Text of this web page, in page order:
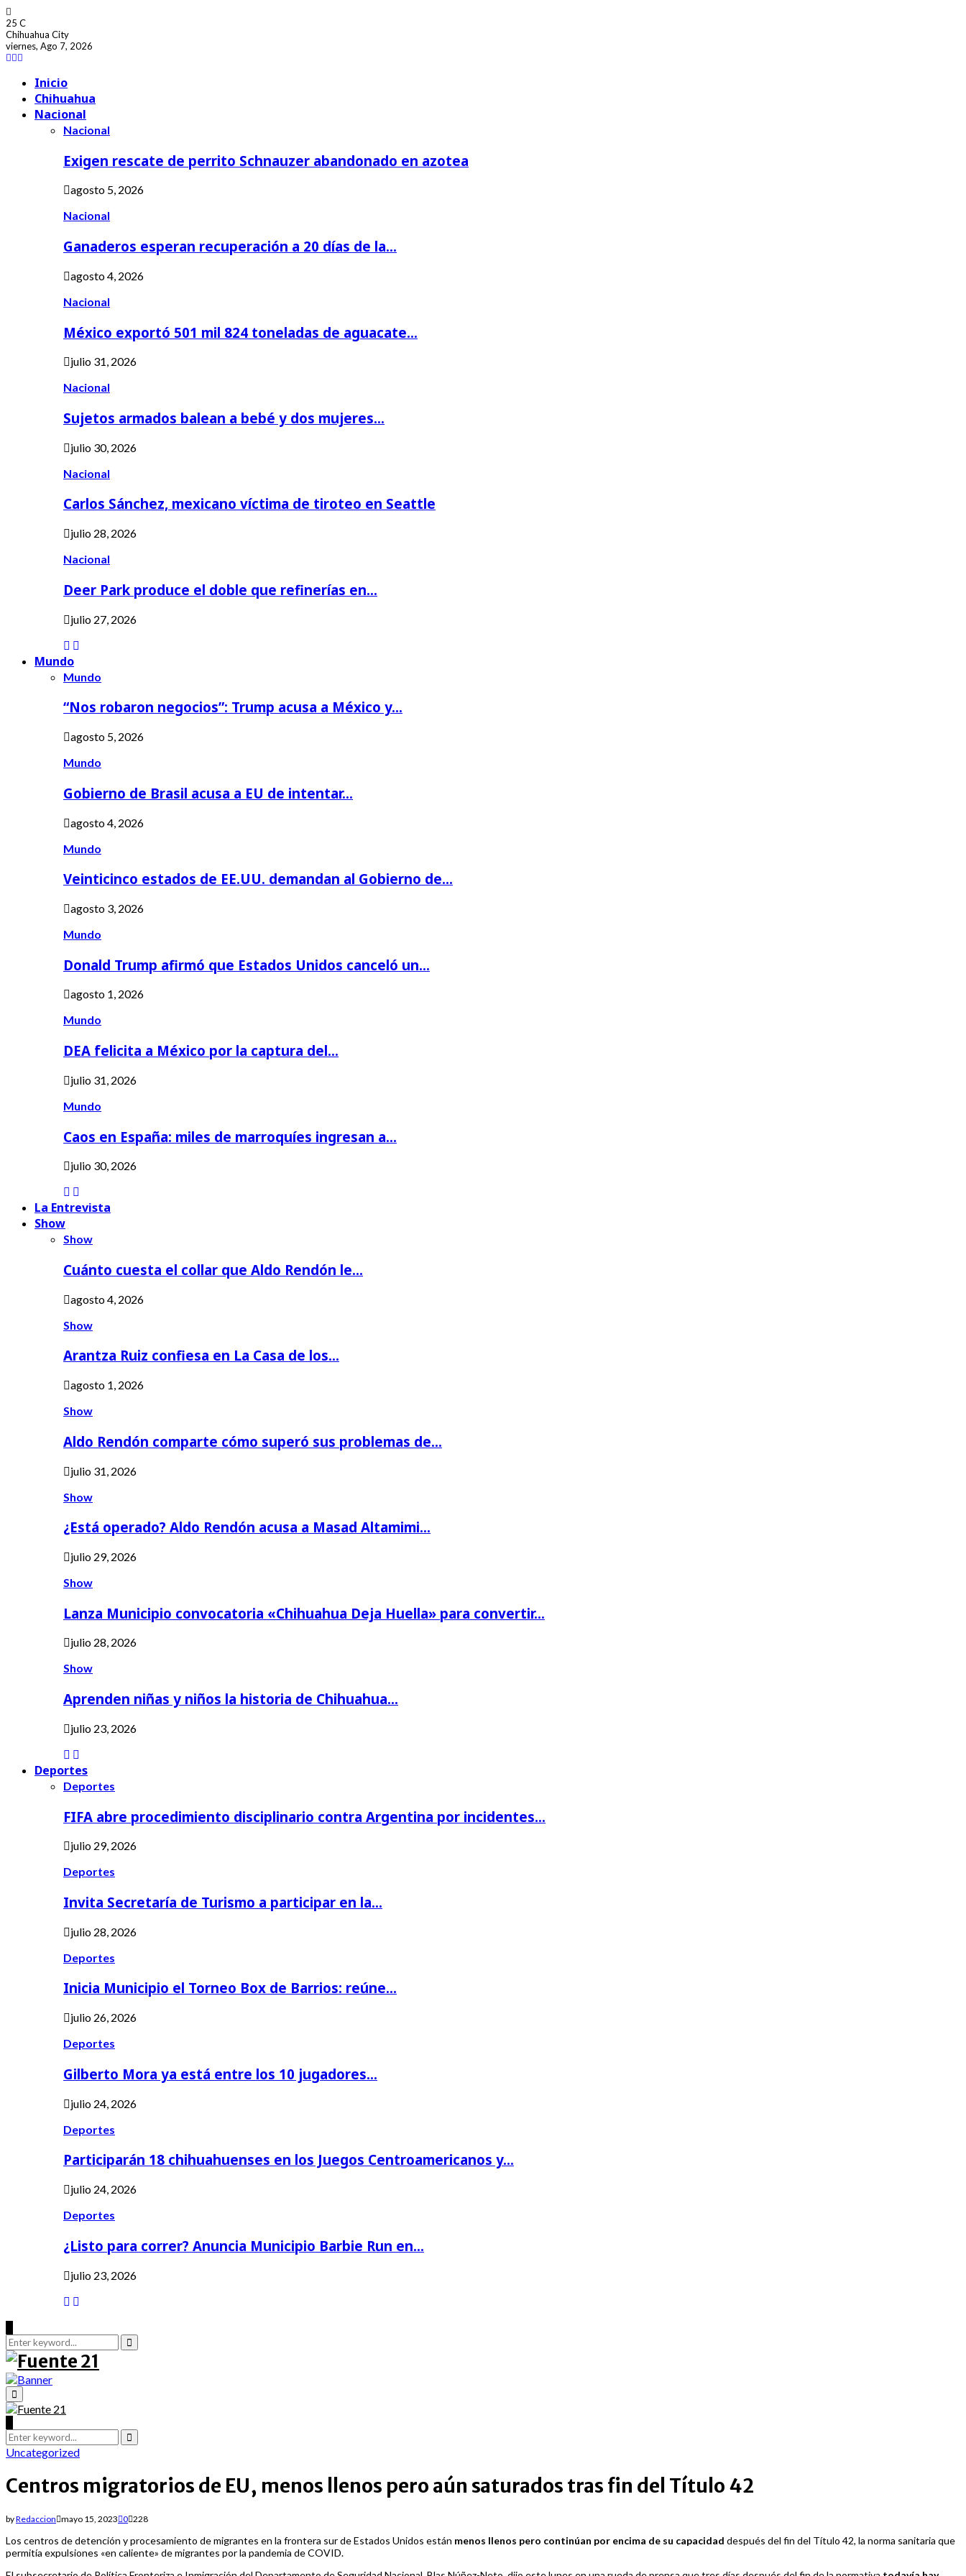
25 C
Chihuahua City
viernes, Ago 7, 2026
Facebook
Youtube
Inicio
Chihuahua
Nacional
Nacional
Exigen rescate de perrito Schnauzer abandonado en azotea
agosto 5, 2026
Nacional
Ganaderos esperan recuperación a 20 días de la…
agosto 4, 2026
Nacional
México exportó 501 mil 824 toneladas de aguacate…
julio 31, 2026
Nacional
Sujetos armados balean a bebé y dos mujeres…
julio 30, 2026
Nacional
Carlos Sánchez, mexicano víctima de tiroteo en Seattle
julio 28, 2026
Nacional
Deer Park produce el doble que refinerías en…
julio 27, 2026
Mundo
Mundo
“Nos robaron negocios”: Trump acusa a México y…
agosto 5, 2026
Mundo
Gobierno de Brasil acusa a EU de intentar…
agosto 4, 2026
Mundo
Veinticinco estados de EE.UU. demandan al Gobierno de…
agosto 3, 2026
Mundo
Donald Trump afirmó que Estados Unidos canceló un…
agosto 1, 2026
Mundo
DEA felicita a México por la captura del…
julio 31, 2026
Mundo
Caos en España: miles de marroquíes ingresan a…
julio 30, 2026
La Entrevista
Show
Show
Cuánto cuesta el collar que Aldo Rendón le…
agosto 4, 2026
Show
Arantza Ruiz confiesa en La Casa de los…
agosto 1, 2026
Show
Aldo Rendón comparte cómo superó sus problemas de…
julio 31, 2026
Show
¿Está operado? Aldo Rendón acusa a Masad Altamimi…
julio 29, 2026
Show
Lanza Municipio convocatoria «Chihuahua Deja Huella» para convertir…
julio 28, 2026
Show
Aprenden niñas y niños la historia de Chihuahua…
julio 23, 2026
Deportes
Deportes
FIFA abre procedimiento disciplinario contra Argentina por incidentes…
julio 29, 2026
Deportes
Invita Secretaría de Turismo a participar en la…
julio 28, 2026
Deportes
Inicia Municipio el Torneo Box de Barrios: reúne…
julio 26, 2026
Deportes
Gilberto Mora ya está entre los 10 jugadores…
julio 24, 2026
Deportes
Participarán 18 chihuahuenses en los Juegos Centroamericanos y…
julio 24, 2026
Deportes
¿Listo para correr? Anuncia Municipio Barbie Run en…
julio 23, 2026
Search
for:
Search
Primary
Menu
Search
for:
Search
Uncategorized
Centros migratorios de EU, menos llenos pero aún saturados tras fin del Título 42
byRedaccion mayo 15, 2023 0 228
Los centros de detención y procesamiento de migrantes en la frontera sur de Estados Unidos están menos llenos pero continúan por encima de su capacidad después del fin del Título 42, la norma sanitaria que
permitía expulsiones «en caliente» de migrantes por la pandemia de COVID.